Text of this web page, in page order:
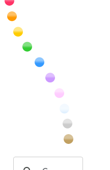
赤色の花のフリー写真素材
橙色の花のフリー写真素材
黄色の花のフリー写真素材
緑色の花のフリー写真素材
青色の花のフリー写真素材
紫色の花のフリー写真素材
白色の花のフリー写真素材
昆虫のフリー写真素材